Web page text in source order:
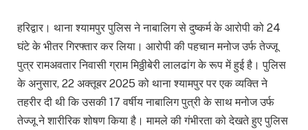
हरिद्वार। थाना श्यामपुर पुलिस ने नाबालिग से दुष्कर्म के आरोपी को 24
घंटे के भीतर गिरफ्तार कर लिया। आरोपी की पहचान मनोज उर्फ तेज्जू
पुत्र रामअवतार निवासी ग्राम मिठ्ठीबेरी लालढांग के रूप में हुई है। पुलिस
के अनुसार, 22 अक्तूबर 2025 को थाना श्यामपुर पर एक व्यक्ति ने
तहरीर दी थी कि उसकी 17 वर्षीय नाबालिग पुत्री के साथ मनोज उर्फ
तेज्जू ने शारीरिक शोषण किया है। मामले की गंभीरता को देखते हुए पुलिस